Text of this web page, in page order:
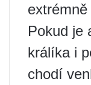
Pokud je
králíka i
chodí